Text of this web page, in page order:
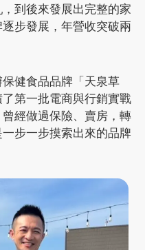
到後來發展出完整的家
步發展，年營收突破兩
健食品品牌「天泉草
第一批電商與行銷實戰
經做過保險、賣房，轉
步一步摸索出來的品牌